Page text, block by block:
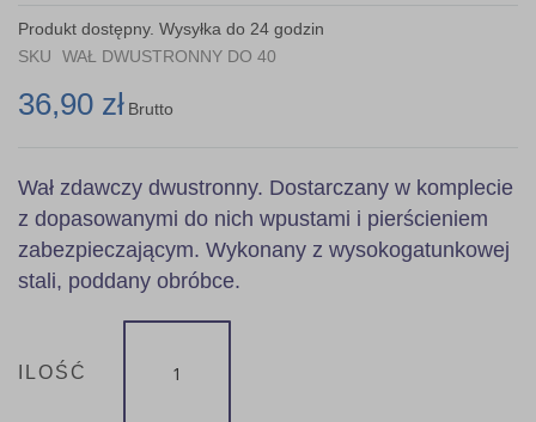
the
images
Produkt dostępny. Wysyłka do 24 godzin
SKU
WAŁ DWUSTRONNY DO 40
36,90 zł Brutto
Wał zdawczy dwustronny. Dostarczany w komplecie
z dopasowanymi do nich wpustami i pierścieniem
zabezpieczającym. Wykonany z wysokogatunkowej
stali, poddany obróbce.
ILOŚĆ